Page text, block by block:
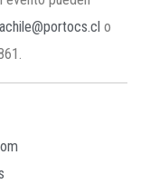
o